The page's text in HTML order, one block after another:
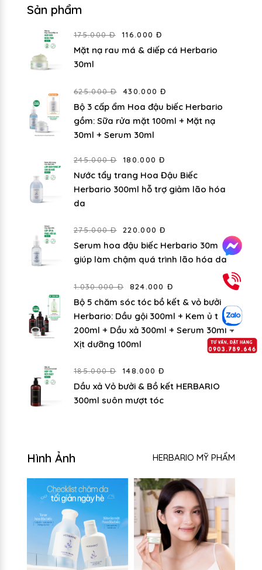
Sản phẩm
175.000 Đ 116.000 Đ
Mặt nạ rau má & diếp cá Herbario
30ml
625.000 Đ 430.000 Đ
Bộ 3 cấp ẩm Hoa đậu biếc Herbario
gồm: Sữa rửa mặt 100ml + Mặt nạ
30ml + Serum 30ml
245.000 Đ 180.000 Đ
Nước tẩy trang Hoa Đậu Biếc
Herbario 300ml hỗ trợ giảm lão hóa
da
275.000 Đ 220.000 Đ
Serum hoa đậu biếc Herbario 30ml
giúp làm chậm quá trình lão hóa da
1.030.000 Đ 824.000 Đ
Bộ 5 chăm sóc tóc bồ kết & vỏ bưởi
Herbario: Dầu gội 300ml + Kem ủ tóc
200ml + Dầu xả 300ml + Serum 30ml +
Xịt dưỡng 100ml
185.000 Đ 148.000 Đ
Dầu xả Vỏ bưởi & Bồ kết HERBARIO
300ml suôn mượt tóc
Hình Ảnh HERBARIO MỸ PHẨM